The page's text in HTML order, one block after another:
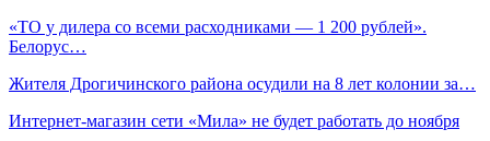
«ТО у дилера со всеми расходниками — 1 200 рублей».
Белорус…
Жителя Дрогичинского района осудили на 8 лет колонии за…
Интернет-магазин сети «Мила» не будет работать до ноября